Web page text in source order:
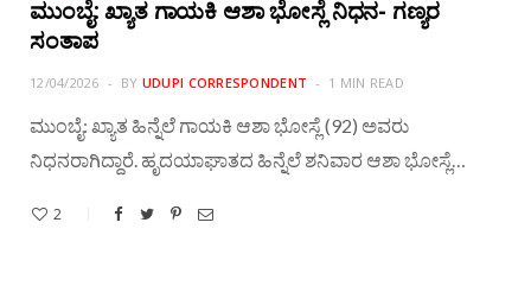
ಮುಂಬೈ: ಖ್ಯಾತ ಗಾಯಕಿ ಆಶಾ ಭೋಸ್ಲೆ ನಿಧನ- ಗಣ್ಯರ
ಸಂತಾಪ
12/04/2026 BY UDUPI CORRESPONDENT 1 MIN READ
ಮುಂಬೈ: ಖ್ಯಾತ ಹಿನ್ನೆಲೆ ಗಾಯಕಿ ಆಶಾ ಭೋಸ್ಲೆ (92) ಅವರು
ನಿಧನರಾಗಿದ್ದಾರೆ. ಹೃದಯಾಘಾತದ ಹಿನ್ನೆಲೆ ಶನಿವಾರ ಆಶಾ ಭೋಸ್ಲೆ…
2